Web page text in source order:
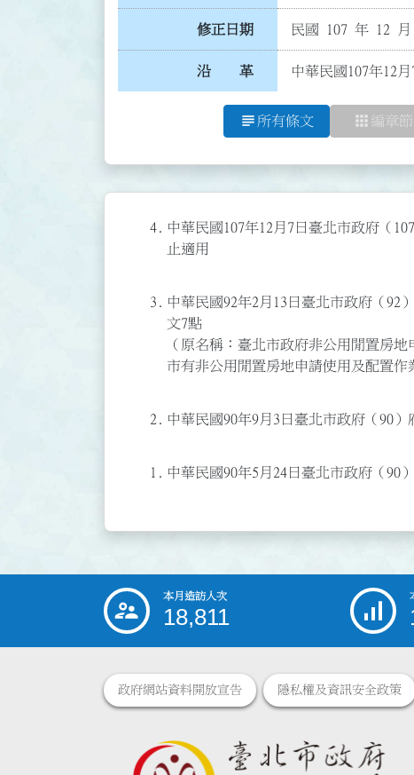
修正日期 民國 107 年 12
沿 革 中華民國107年12
subject 所有條文 apps 編章節
4.
中華民國107年12月7日臺北市政府（
止適用
3.
中華民國92年2月13日臺北市政府（92
文7點
（原名稱：臺北市政府非公用閒置房
市有非公用閒置房地申請使用及配置作
2. 中華民國90年9月3日臺北市政府（90
1. 中華民國90年5月24日臺北市政府（90
::: 本月造訪人次
18,811
政府網站資料開放宣告 隱私權及資訊安全政策